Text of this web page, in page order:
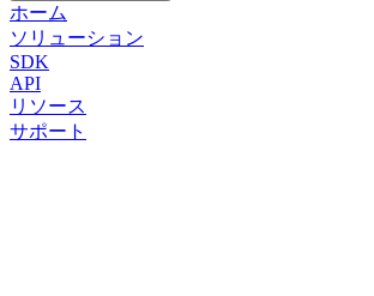
ホーム
ソリューション
SDK
API
リソース
サポート